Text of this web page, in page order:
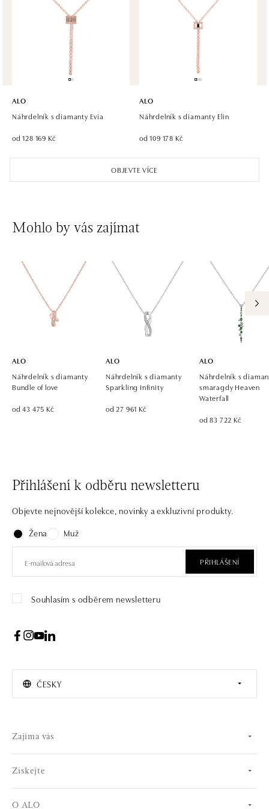
ALO diamonds, Westfield, Praha 4 - Chodov
Roztylská 2321/19, 148 00 Praha 4 - Chodov
tel.: +420 773 585 559, +420 730 802 800
zítra otevřeno od 09:00
ALO diamonds Hilton, Košice
zítra otevřeno od 10:00
ALO diamonds OC Aupark, Bratislava
Einsteinova 18, 851 01 Bratislava
tel.: +421 917 090 891
ALO diamonds OC Avion, Bratislava
zítra otevřeno od 09:00
ALO diamonds OC Eurovea, Bratislava
Pribinova 8, 811 09 Bratislava
tel.: +421 917 090 700, +421 918 777 670
OBJEVTE VÍCE
ALO
Náhrdelník s diamanty Evia
od 128 169 Kč
ALO
Náhrdelník s diamanty Elin
od 109 178 Kč
Mohlo by vás zajímat
ALO
Náhrdelník s diamanty
Bundle of love
od 43 475 Kč
ALO
Náhrdelník s diamanty
Sparkling Infinity
od 27 961 Kč
ALO
Náhrdelník s
smaragdy Heaven
Waterfall
od 83 722 Kč
Přihlášení k odběru newsletteru
Objevte nejnovější kolekce, novinky a exkluzivní produkty.
Žena
Muž
PŘIHLÁŠENÍ
Souhlasím s odběrem newsletteru
ČESKY
Zajíma vás
Získejte
O ALO